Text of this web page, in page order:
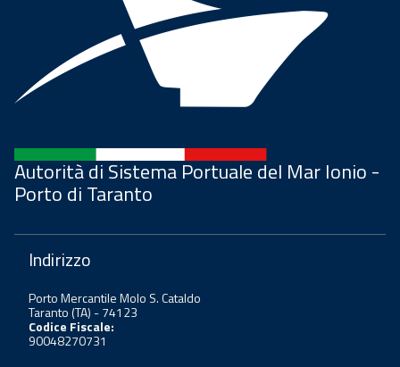
Autorità di Sistema Portuale del Mar Ionio -
Porto di Taranto
Indirizzo
Porto Mercantile Molo S. Cataldo
Taranto (TA) - 74123
Codice Fiscale:
90048270731